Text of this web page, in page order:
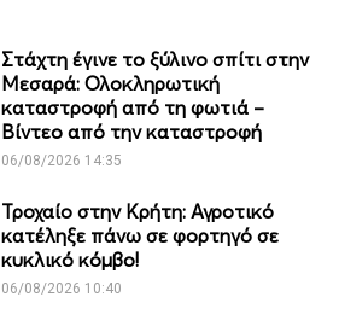
Στάχτη έγινε το ξύλινο σπίτι στην
Μεσαρά: Ολοκληρωτική
καταστροφή από τη φωτιά –
Βίντεο από την καταστροφή
06/08/2026 14:35
Τροχαίο στην Κρήτη: Αγροτικό
κατέληξε πάνω σε φορτηγό σε
κυκλικό κόμβο!
06/08/2026 10:40